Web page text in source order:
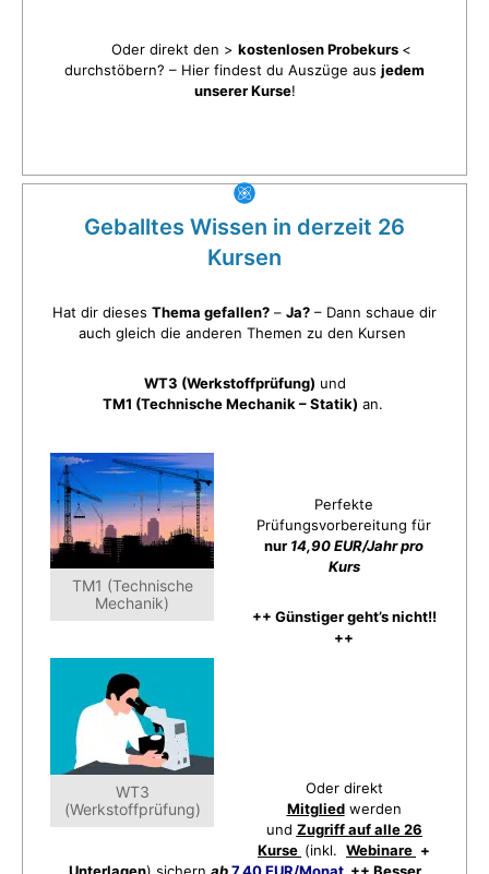
Oder direkt den > kostenlosen Probekurs <
durchstöbern? – Hier findest du Auszüge aus jedem
unserer Kurse!
Geballtes Wissen in derzeit 26
Kursen
Hat dir dieses Thema gefallen? – Ja? – Dann schaue dir
auch gleich die anderen Themen zu den Kursen
WT3 (Werkstoffprüfung) und
TM1 (Technische Mechanik – Statik) an.
TM1 (Technische
Mechanik)
WT3
(Werkstoffprüfung)
Perfekte
Prüfungsvorbereitung für
nur 14,90 EUR/Jahr pro
Kurs
++ Günstiger geht’s nicht!!
++
Oder direkt
Mitgliedwerden
und Zugriff auf alle 26
Kurse (inkl. Webinare +